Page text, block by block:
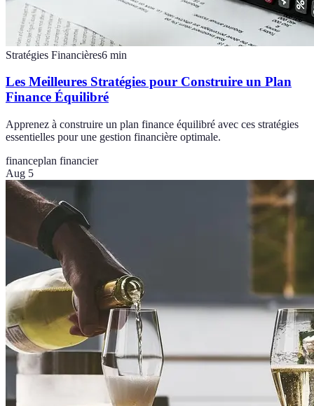
Stratégies Financières6 min
Les Meilleures Stratégies pour Construire un Plan
Finance Équilibré
Apprenez à construire un plan finance équilibré avec ces stratégies
essentielles pour une gestion financière optimale.
financeplan financier
Aug 5